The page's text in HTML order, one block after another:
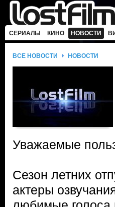
СЕРИАЛЫ КИНО НОВОСТИ
ВСЕ НОВОСТИ НОВОСТИ
Уважаемые
Сезон летних
актеры